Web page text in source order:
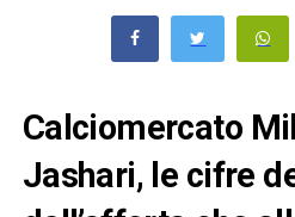
Calciomercato
Jashari, le cifre